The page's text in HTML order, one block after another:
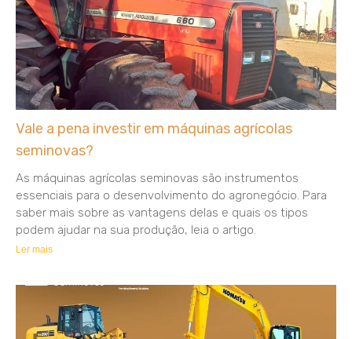
Vale a pena investir em máquinas agrícolas
seminovas?
As máquinas agrícolas seminovas são instrumentos
essenciais para o desenvolvimento do agronegócio. Para
saber mais sobre as vantagens delas e quais os tipos
podem ajudar na sua produção, leia o artigo.
Ler mais